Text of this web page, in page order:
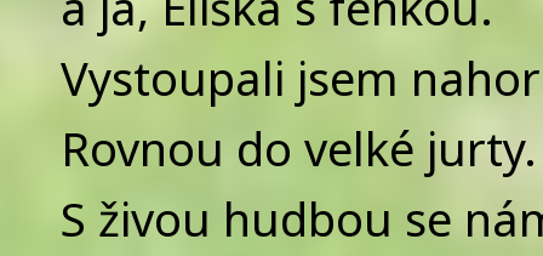
Vystoupali jsem
Rovnou do velké jurty.
S živou hudbou se